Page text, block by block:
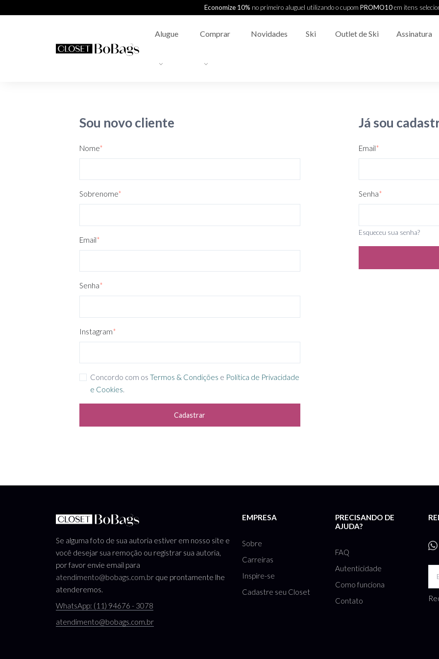
Economize 10% no primeiro aluguel utilizando o cupom PROMO10em itens
Alugue Comprar Novidades Ski Outlet de Ski Assinatura
Sou novo cliente
Nome*
Sobrenome*
Email*
Senha*
Instagram*
Concordo com osTermos & Condições e Política de Privacidade
e Cookies.
Cadastrar
Já sou
Email*
Senha*
Esqueceu sua senha?
Se alguma foto de sua autoria estiver em nosso site e
você desejar sua remoção ou registrar sua autoria,
por favor envie email para
atendimento@bobags.com.br que prontamente lhe
atenderemos.
WhatsApp: (11) 94676 - 3078
atendimento@bobags.com.br
EMPRESA
Sobre
Carreiras
Inspire-se
Cadastre seu Closet
PRECISANDO DE
AJUDA?
FAQ
Autenticidade
Como funciona
Contato